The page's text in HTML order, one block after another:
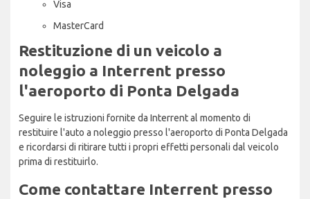
Visa
MasterCard
Restituzione di un veicolo a
noleggio a Interrent presso
l'aeroporto di Ponta Delgada
Seguire le istruzioni fornite da Interrent al momento di
restituire l'auto a noleggio presso l'aeroporto di Ponta Delgada
e ricordarsi di ritirare tutti i propri effetti personali dal veicolo
prima di restituirlo.
Come contattare Interrent presso